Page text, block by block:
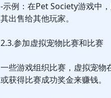
-示例：在Pet Society游戏中
其出售给其他玩家。
2.3.参加虚拟宠物比赛和比赛
一些游戏组织比赛，虚拟宠物
或获得比赛成功奖金来赚钱。